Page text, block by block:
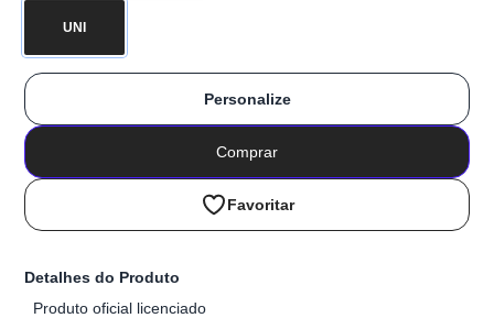
UNI
Personalize
Comprar
Favoritar
Detalhes do Produto
Produto oficial licenciado